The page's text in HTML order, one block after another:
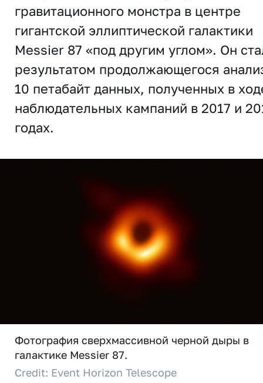
гравитационного монстра в центре
гигантской эллиптической галактики
Messier 87 «под другим углом». Он
результатом продолжающегося
10 петабайт данных, полученных в
наблюдательных кампаний в 2017 и
годах.
Фотография сверхмассивной черной дыры в
галактике Messier 87.
Credit: Event Horizon Telescope